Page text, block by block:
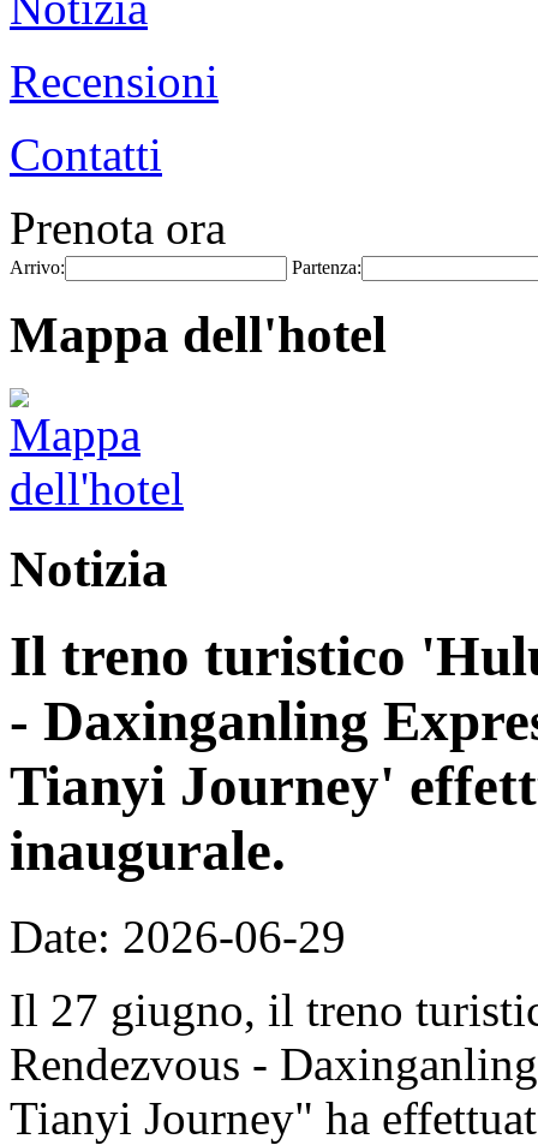
Recensioni
Contatti
Prenota ora
Arrivo: Partenza:
Mappa dell'hotel
Notizia
Il treno turistico
- Daxinganling
Tianyi Journey'
inaugurale.
Date: 2026-06-29
Il 27 giugno, il treno
Rendezvous -
Tianyi Journey" ha